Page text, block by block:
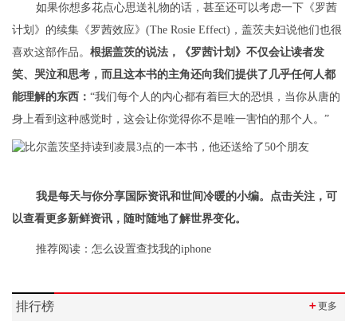
如果你想多花点心思送礼物的话，甚至还可以考虑一下《罗茜
计划》的续集《罗茜效应》(The Rosie Effect)，盖茨夫妇说他们也很
喜欢这部作品。 根据盖茨的说法，《罗茜计划》不仅会让读者发
笑、哭泣和思考，而且这本书的主角还向我们提供了几乎任何人都
能理解的东西： “我们每个人的内心都有着巨大的恐惧，当你从唐的
身上看到这种感觉时，这会让你觉得你不是唯一害怕的那个人。”
我是每天与你分享国际资讯和世间冷暖的小编。点击关注，可
以查看更多新鲜资讯，随时随地了解世界变化。
推荐阅读： 怎么设置查找我的iphone
排行榜 ＋更多